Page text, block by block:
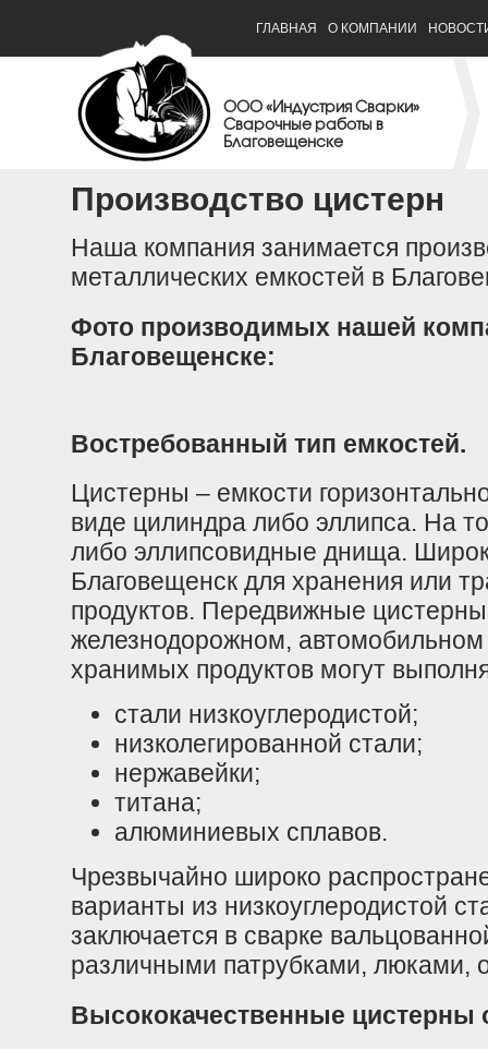
ГЛАВНАЯ О КОМПАНИИ
ООО «Индустрия Сварки»
Сварочные работы в
Благовещенске
Производство цистерн
Наша компания занимается
металлических емкостей в
Фото производимых нашей
Благовещенске:
Востребованный тип емкостей.
Цистерны – емкости
виде цилиндра либо эллипса. На
либо эллипсовидные днища.
Благовещенск для хранения или
продуктов. Передвижные
железнодорожном,
хранимых продуктов могут
стали низкоуглеродистой;
низколегированной стали;
нержавейки;
титана;
алюминиевых сплавов.
Чрезвычайно широко
варианты из низкоуглеродистой
заключается в сварке
различными патрубками, люками,
Высококачественные цистерны